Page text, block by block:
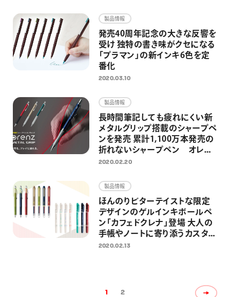
製品情報
発売40周年記念の大きな反響を
受け 独特の書き味がクセになる
「プラマン」の新インキ6色を定
番化
2020.03.10
製品情報
長時間筆記しても疲れにくい新
メタルグリップ搭載のシャープペ
ンを発売 累計1,100万本発売の
折れないシャープペン オレン
ズシリーズより
2020.02.20
製品情報
ほんのりビターテイストな限定
デザインのゲルインキボールペ
ン「カフェドクレナ」登場 大人の
手帳やノートに寄り添うカスタマ
イズペンとラインマーカーもシリ
2020.02.13
1 2